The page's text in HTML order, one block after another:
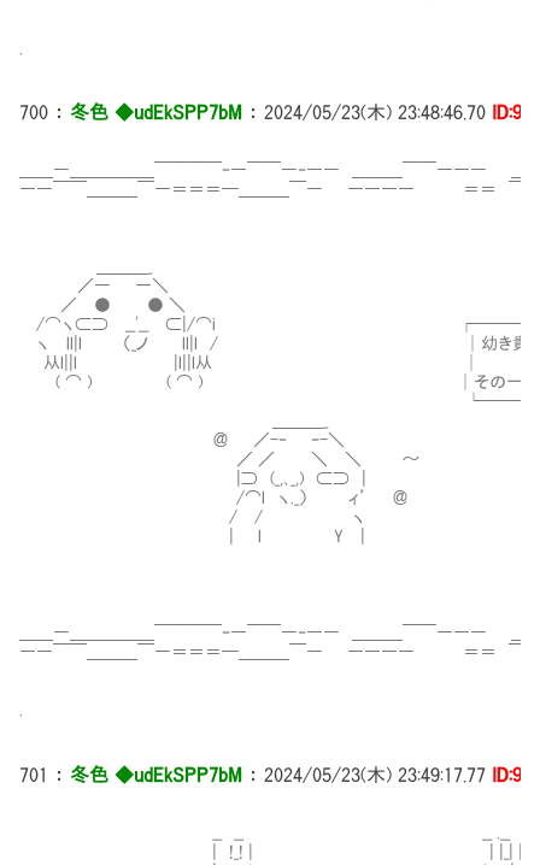
700 ： 冬色 ◆udEkSPP7bM ： 2024/05/23(木) 23:48:46.70
＿＿―＿＿＿＿＿￣￣￣￣‐―￣￣―‐―― ＿＿＿￣￣――― ＿
――￣￣＿＿＿￣―＝＝＝━＿＿＿￣― ―――― ＝＝ ￣――
／― ―＼
／ ● ● ＼
/⌒ヽ⊂⊃ __'__ ⊂|/⌒i
ヽ ll|l （_ノ ll|l / │幼き貴様が我を訪
从l||l |l||l
( ⌒ ) ( ⌒ ) │その一つ目の扉は
＠ ／-‐ ‐-＼
／ ／ ＼ ＼ ～
|⊃ (_,､_,) ⊂⊃ |
/⌒l ヽ._） ィ’ ＠
/ / ヽ
| l Y |
＿＿―＿＿＿＿＿￣￣￣￣‐―￣￣―‐―― ＿＿＿￣￣――― ＿
――￣￣＿＿＿￣―＝＝＝━＿＿＿￣― ―――― ＝＝ ￣――
701 ： 冬色 ◆udEkSPP7bM ： 2024/05/23(木) 23:49:17.77
| !_! | | |_| |